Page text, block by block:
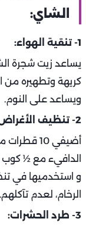
الشاي:
1- تنقية الهواء:
يساعد زيت شجرة
كريهة وتطهيره من
ويساعد على النوم.
2- تنظيف الأغراض المنزلية:
أضيفي 10
الدافيء مع ½
و استخدميها في
الرخام، لعدم تآكلهم.
3- طرد الحشرات: